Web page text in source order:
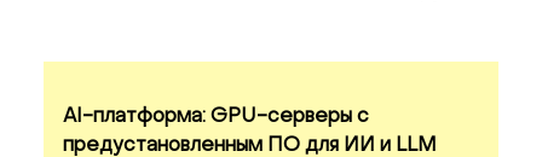
AI-платформа: GPU-серверы с
предустановленным ПО для ИИ и LLM